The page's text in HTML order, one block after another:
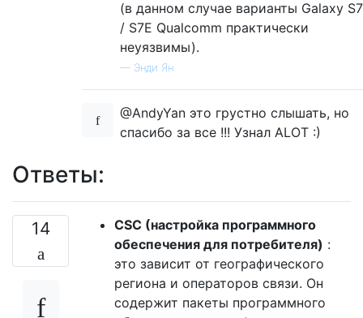
(в данном случае варианты Galaxy S7
/ S7E Qualcomm практически
неуязвимы).
— Энди Ян
@AndyYan это грустно слышать, но
спасибо за все !!! Узнал ALOT :)
Ответы:
14
CSC (настройка программного
обеспечения для потребителя) :
это зависит от географического
региона и операторов связи. Он
содержит пакеты программного